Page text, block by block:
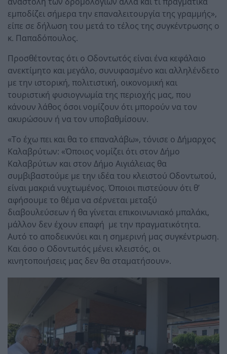
εμποδίζει σήμερα την επαναλειτουργία της γραμμής»,
είπε σε δήλωση του μετά το τέλος της συγκέντρωσης ο
κ. Παπαδόπουλος.
Προσθέτοντας ότι ο Οδοντωτός είναι ένα κεφάλαιο
ανεκτίμητο και μεγάλο, συνυφασμένο και αλληλένδετο
με την ιστορική, πολιτιστική, οικονομική και
τουριστική φυσιογνωμία της περιοχής μας, που
κάνουν λάθος όσοι νομίζουν ότι μπορούν να τον
ακυρώσουν ή να τον υποβαθμίσουν.
«Το έχω πει και θα το επαναλάβω», τόνισε ο Δήμαρχος
Καλαβρύτων: «Όποιος νομίζει ότι στον Δήμο
Καλαβρύτων και στον Δήμο Αιγιάλειας θα
συμβιβαστούμε με την ιδέα του κλειστού Οδοντωτού,
είναι μακριά νυχτωμένος. Όποιοι πιστεύουν ότι θ’
αφήσουμε το θέμα να σέρνεται μεταξύ
διαβουλεύσεων ή θα γίνεται επικοινωνιακό μπαλάκι,
μάλλον δεν έχουν επαφή με την πραγματικότητα.
Αυτό το αποδεικνύει και η σημερινή μας συγκέντρωση.
Και όσο ο Οδοντωτός μένει κλειστός, οι
κινητοποιήσεις μας δεν θα σταματήσουν».